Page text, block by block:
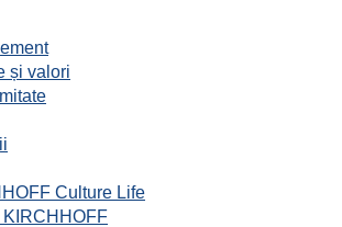
și valori
Culture Life
KIRCHHOFF